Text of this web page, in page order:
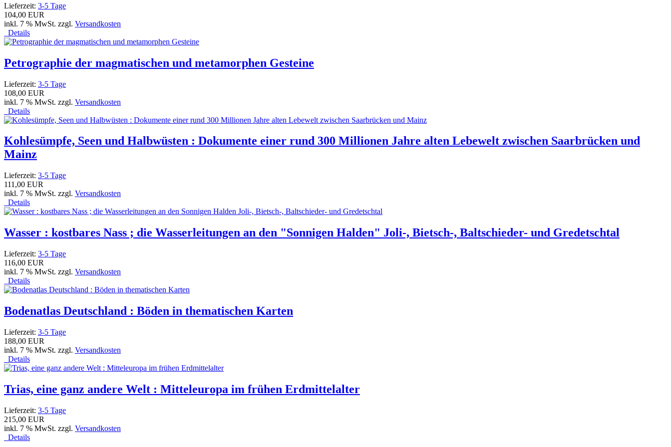
Lieferzeit: 3-5 Tage
104,00 EUR
inkl. 7 % MwSt. zzgl. Versandkosten
Details
Petrographie der magmatischen und metamorphen Gesteine
Lieferzeit: 3-5 Tage
108,00 EUR
inkl. 7 % MwSt. zzgl. Versandkosten
Details
Kohlesümpfe, Seen und Halbwüsten : Dokumente einer rund 300 Millionen Jahre alten Lebewelt zwischen Saarbrücken und
Mainz
Lieferzeit: 3-5 Tage
111,00 EUR
inkl. 7 % MwSt. zzgl. Versandkosten
Details
Wasser : kostbares Nass ; die Wasserleitungen an den "Sonnigen Halden" Joli-, Bietsch-, Baltschieder- und Gredetschtal
Lieferzeit: 3-5 Tage
116,00 EUR
inkl. 7 % MwSt. zzgl. Versandkosten
Details
Bodenatlas Deutschland : Böden in thematischen Karten
Lieferzeit: 3-5 Tage
188,00 EUR
inkl. 7 % MwSt. zzgl. Versandkosten
Details
Trias, eine ganz andere Welt : Mitteleuropa im frühen Erdmittelalter
Lieferzeit: 3-5 Tage
215,00 EUR
inkl. 7 % MwSt. zzgl. Versandkosten
Details